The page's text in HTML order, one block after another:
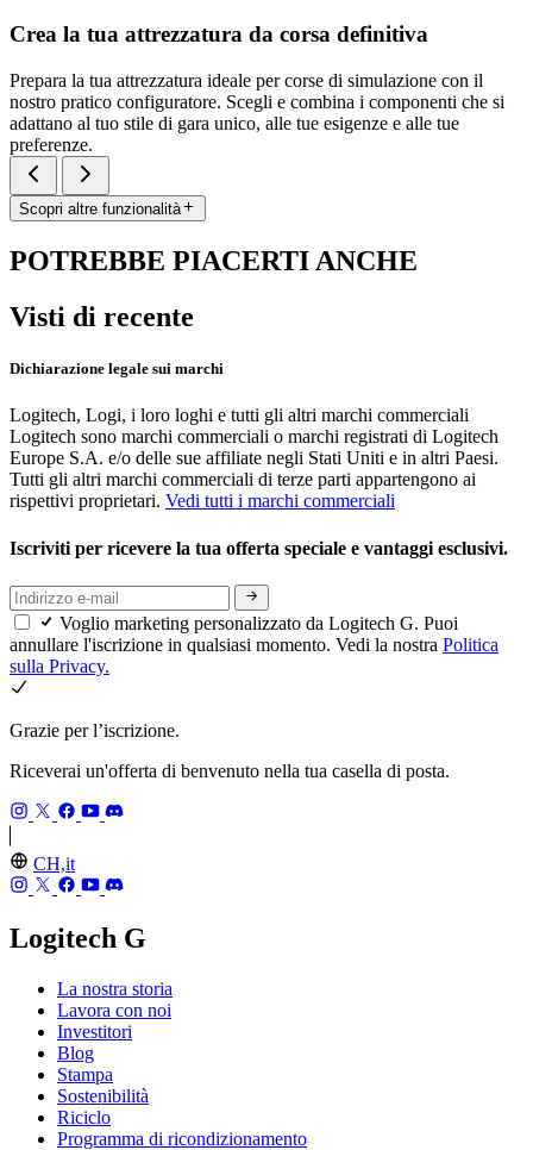
Crea la tua attrezzatura da corsa definitiva
Prepara la tua attrezzatura ideale per corse di simulazione con il
nostro pratico configuratore. Scegli e combina i componenti che si
adattano al tuo stile di gara unico, alle tue esigenze e alle tue
preferenze.
Scopri altre funzionalità
POTREBBE PIACERTI ANCHE
Visti di recente
Dichiarazione legale sui marchi
Logitech, Logi, i loro loghi e tutti gli altri marchi commerciali
Logitech sono marchi commerciali o marchi registrati di Logitech
Europe S.A. e/o delle sue affiliate negli Stati Uniti e in altri Paesi.
Tutti gli altri marchi commerciali di terze parti appartengono ai
rispettivi proprietari. Vedi tutti i marchi commerciali
Iscriviti per ricevere la tua offerta speciale e vantaggi esclusivi.
Voglio marketing personalizzato da Logitech G. Puoi
annullare l'iscrizione in qualsiasi momento. Vedi la nostra Politica
sulla Privacy.
Grazie per l’iscrizione.
Riceverai un'offerta di benvenuto nella tua casella di posta.
CH,it
Logitech G
La nostra storia
Lavora con noi
Investitori
Blog
Stampa
Sostenibilità
Riciclo
Programma di ricondizionamento